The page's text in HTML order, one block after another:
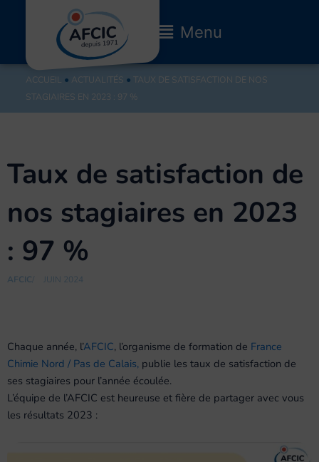
Main
Menu
Menu
ACCUEIL ● ACTUALITÉS ● TAUX DE SATISFACTION DE NOS
STAGIAIRES EN 2023 : 97 %
Taux de satisfaction de
nos stagiaires en 2023
: 97 %
AFCIC/ JUIN 2024
Chaque année, l’AFCIC, l’organisme de formation de France
Chimie Nord / Pas de Calais, publie les taux de satisfaction de
ses stagiaires pour l’année écoulée.
L’équipe de l’AFCIC est heureuse et fière de partager avec vous
les résultats 2023 :